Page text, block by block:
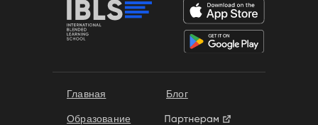
Главная
Образование
Блог